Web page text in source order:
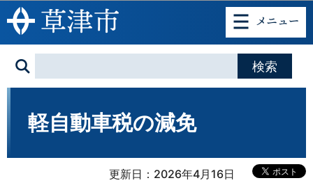
このページの本文へ移動
軽自動車税の減免
更新日：2026年4月16日